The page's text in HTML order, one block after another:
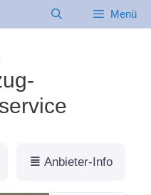
Menü
Anbieter-Info